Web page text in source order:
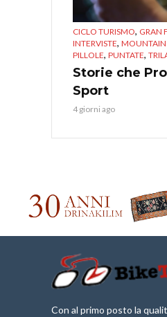
CICLO TURISMO, GRAN
INTERVISTE, MOUNTAIN
PILLOLE, PUNTATE,
Storie che
Sport
4 giorni ago
Con al primo posto la